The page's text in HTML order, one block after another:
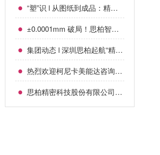
● “塑”识 l 从图纸到成品：精密注塑件的诞生全流程
● ±0.0001mm 破局！思柏智创以微米级精度，筑牢医疗科技 “精密基石”
● 集团动态 l 深圳思柏起航“精工智造”！
● 热烈欢迎柯尼卡美能达咨询（深圳）有限公司莅临我司考察指导
● 思柏精密科技股份有限公司2025年终总结暨2026年战略部署大会